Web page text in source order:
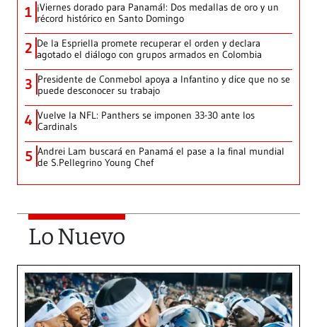
1 ¡Viernes dorado para Panamá!: Dos medallas de oro y un
récord histórico en Santo Domingo
2 De la Espriella promete recuperar el orden y declara
agotado el diálogo con grupos armados en Colombia
3 Presidente de Conmebol apoya a Infantino y dice que no se
puede desconocer su trabajo
4 Vuelve la NFL: Panthers se imponen 33-30 ante los
Cardinals
5 Andrei Lam buscará en Panamá el pase a la final mundial
de S.Pellegrino Young Chef
Lo Nuevo